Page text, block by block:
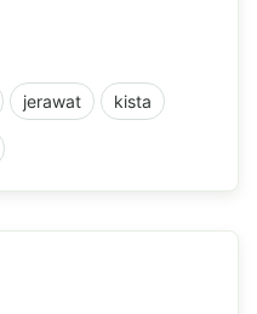
jerawat kista